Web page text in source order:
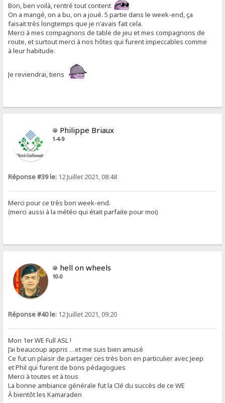
Bon, ben voilà, rentré tout content
On a mangé, on a bu, on a joué. 5 partie dans le week-end, ça
faisait très longtemps que je n'avais fait cela.
Merci à mes compagnons de table de jeu et mes compagnons de
route, et surtout merci à nos hôtes qui furent impeccables comme
à leur habitude.
Je reviendrai, tiens
Philippe Briaux
1-4-9
Réponse #39 le: 12 Juillet 2021, 08:48
Merci pour ce très bon week-end.
(merci aussi à la météo qui était parfaite pour moi)
hell on wheels
10-0
Réponse #40 le: 12 Juillet 2021, 09:20
Mon 1er WE Full ASL !
J’ai beaucoup appris …et me suis bien amusé
Ce fut un plaisir de partager ces très bon en particulier avec Jeep
et Phil qui furent de bons pédagogues
Merci à toutes et à tous
La bonne ambiance générale fut la Clé du succès de ce WE
À bientôt les Kamaraden